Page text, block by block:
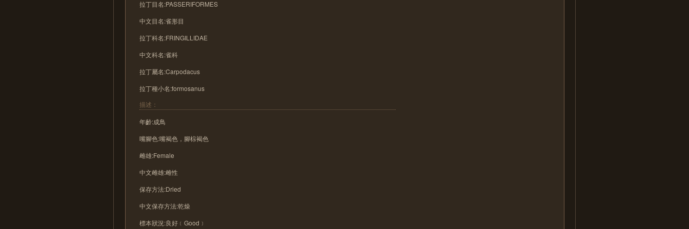
拉丁目名:PASSERIFORMES
中文目名:雀形目
拉丁科名:FRINGILLIDAE
中文科名:雀科
拉丁屬名:Carpodacus
拉丁種小名:formosanus
描述：
年齡:成鳥
嘴腳色:嘴褐色，腳棕褐色
雌雄:Female
中文雌雄:雌性
保存方法:Dried
中文保存方法:乾燥
標本狀況:良好﹝Good﹞